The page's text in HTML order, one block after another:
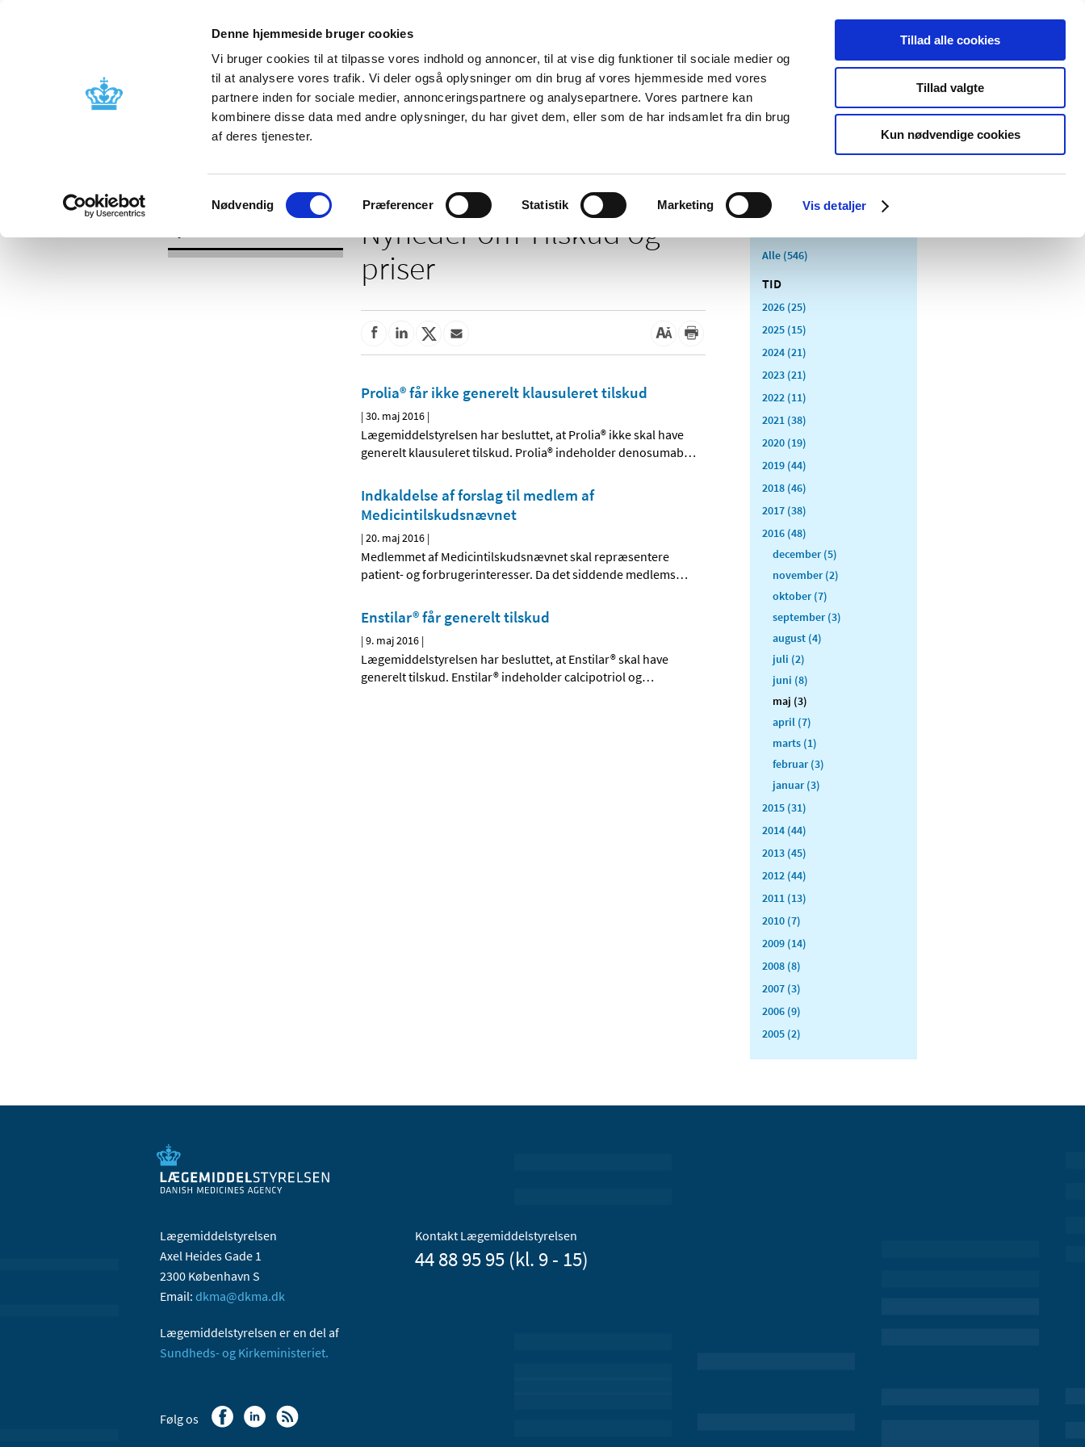
Denne hjemmeside bruger cookies
Vi bruger cookies til at tilpasse vores indhold og annoncer, til at vise dig funktioner til sociale medier og
til at analysere vores trafik. Vi deler også oplysninger om din brug af vores hjemmeside med vores
partnere inden for sociale medier, annonceringspartnere og analysepartnere. Vores partnere kan
kombinere disse data med andre oplysninger, du har givet dem, eller som de har indsamlet fra din brug
af deres tjenester.
Samtykkevalg
Nødvendig Præferencer Statistik Marketing Vis detaljer
Tillad alle cookies
Tillad valgte
Kun nødvendige cookies
Nyheder Om os Kontakt Udgivelser
Godkendelse og
Bivirkninger og
produktinformation
Tilskud og
Apoteker og salg af
Medicinsk
Særlige
produktområder
Nyheder om Tilskud og
priser
Prolia® får ikke generelt klausuleret tilskud
|30. maj 2016 |
Lægemiddelstyrelsen har besluttet, at Prolia® ikke skal have
generelt klausuleret tilskud. Prolia® indeholder denosumab…
Indkaldelse af forslag til medlem af
Medicintilskudsnævnet
|20. maj 2016 |
Medlemmet af Medicintilskudsnævnet skal repræsentere
patient- og forbrugerinteresser. Da det siddende medlems…
Enstilar® får generelt tilskud
|9. maj 2016 |
Lægemiddelstyrelsen har besluttet, at Enstilar® skal have
generelt tilskud. Enstilar® indeholder calcipotriol og…
Alle (546)
TID
2026 (25)
2025 (15)
2024 (21)
2023 (21)
2022 (11)
2021 (38)
2020 (19)
2019 (44)
2018 (46)
2017 (38)
2016 (48)
december (5)
november (2)
oktober (7)
september (3)
august (4)
juli (2)
juni (8)
maj (3)
april (7)
marts (1)
februar (3)
januar (3)
2015 (31)
2014 (44)
2013 (45)
2012 (44)
2011 (13)
2010 (7)
2009 (14)
2008 (8)
2007 (3)
2006 (9)
2005 (2)
Lægemiddelstyrelsen
Axel Heides Gade 1
2300 København S
Email: dkma@dkma.dk
Lægemiddelstyrelsen er en del af
Sundheds- og Kirkeministeriet.
Kontakt Lægemiddelstyrelsen
44 88 95 95 (kl. 9 - 15)
Følg os